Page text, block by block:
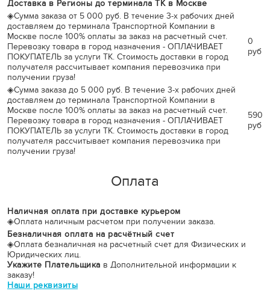
Доставка в Регионы до терминала ТК в Москве
◈Сумма заказа от 5 000 руб. В течение 3-х рабочих дней
доставляем до терминала Транспортной Компании в
Москве после 100% оплаты за заказ на расчетный счет.
Перевозку товара в город назначения - ОПЛАЧИВАЕТ
ПОКУПАТЕЛЬ за услуги ТК. Стоимость доставки в город
получателя рассчитывает компания перевозчика при
получении груза!
0
руб
◈Сумма заказа до 5 000 руб. В течение 3-х рабочих дней
доставляем до терминала Транспортной Компании в
Москве после 100% оплаты за заказ на расчетный счет.
Перевозку товара в город назначения - ОПЛАЧИВАЕТ
ПОКУПАТЕЛЬ за услуги ТК. Стоимость доставки в город
получателя рассчитывает компания перевозчика при
получении груза!
590
руб
Оплата
Наличная оплата при доставке курьером
◈Оплата наличным расчетом при получении заказа.
Безналичная оплата на расчётный счет
◈Оплата безналичная на расчетный счет для Физических и
Юридических лиц.
Укажите Плательщика в Дополнительной информации к
заказу!
Наши реквизиты